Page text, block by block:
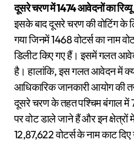
दूसरे चरण में 1474 आवेदनों का रिव्यू
इसके बाद दूसरे चरण की वोटिंग के
गया जिनमें 1468 वोटर्स का नाम
डिलीट किए गए हैं। इसमें गलत
है। हालांकि, इस गलत आवेदन में
आधिकारिक जानकारी आयोग की
दूसरे चरण के तहत पश्चिम बंगाल में
पर वोट डाले जाने हैं और इन क्षेत्रों
12,87,622 वोटर्स के नाम काट